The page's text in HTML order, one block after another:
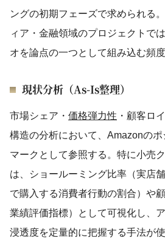
ングの初期フェーズで求められる
ィア・金融領域のプロジェクトで
オを論点の一つとして組み込む頻度
現状分析（As-Is整理）
市場シェア・ 価格弾力性 ・顧客ロ
構造の分析において、Amazonの
マークとして参照する。特に小売
は、ショールーミング比率（実店
で購入する消費者行動の割合）や
業績評価指標）として可視化し、
浸透度を定量的に把握する手法が使